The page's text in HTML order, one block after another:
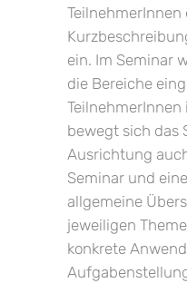
TeilnehmerInnen
ein. Im Seminar
die Bereiche
bewegt sich das
Ausrichtung
Seminar und
allgemeine
jeweiligen
konkrete